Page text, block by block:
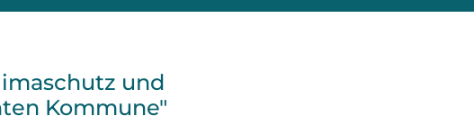
und
Kommune"